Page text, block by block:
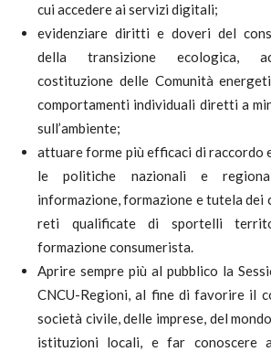
cui accedere ai servizi digitali;
evidenziare diritti e doveri del
della transizione ecologica,
costituzione delle Comunità
comportamenti individuali diretti a
sull’ambiente;
attuare forme più efficaci di raccordo
le politiche nazionali e
informazione, formazione e tutela dei
reti qualificate di sportelli
formazione consumerista.
Aprire sempre più al pubblico la
CNCU-Regioni, al fine di favorire il
società civile, delle imprese, del
istituzioni locali, e far conoscere